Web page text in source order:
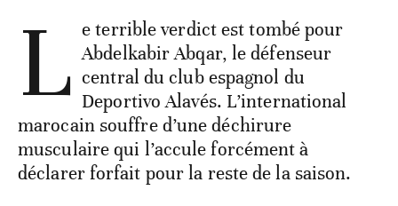
L e terrible verdict est tombé pour
Abdelkabir Abqar, le défenseur
central du club espagnol du
Deportivo Alavés. L’international
marocain souffre d’une déchirure
musculaire qui l’accule forcément à
déclarer forfait pour la reste de la saison.